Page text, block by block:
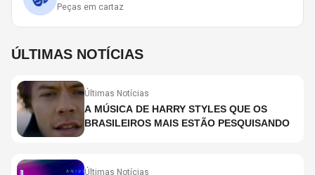
Peças em cartaz
ÚLTIMAS NOTÍCIAS
Últimas Notícias
A MÚSICA DE HARRY STYLES QUE OS
BRASILEIROS MAIS ESTÃO PESQUISANDO
Últimas Notícias